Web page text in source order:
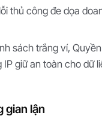
thủ công đe dọa
sách trắng ví,
giữ an toàn cho dữ
gian lận